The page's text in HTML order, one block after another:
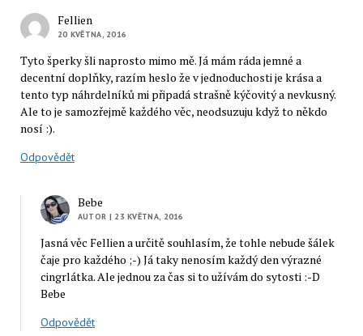
Fellien
20 KVĚTNA, 2016
Tyto šperky šli naprosto mimo mě. Já mám ráda jemné a
decentní doplňky, razím heslo že v jednoduchosti je krása a
tento typ náhrdelníků mi připadá strašně kýčovitý a nevkusný.
Ale to je samozřejmě každého věc, neodsuzuju když to někdo
nosí :).
Odpovědět
Bebe
AUTOR | 23 KVĚTNA, 2016
Jasná věc Fellien a určitě souhlasím, že tohle nebude šálek
čaje pro každého ;-) Já taky nenosím každý den výrazné
cingrlátka. Ale jednou za čas si to užívám do sytosti :-D
Bebe
Odpovědět